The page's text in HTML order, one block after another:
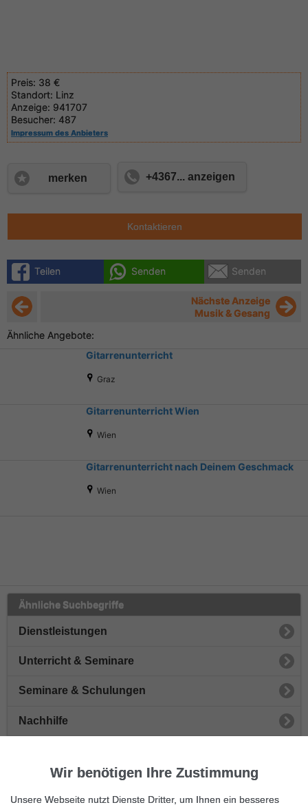
Preis: 38 €
Standort: Linz
Anzeige: 941707
Besucher: 487
Impressum des Anbieters
merken +4367... anzeigen
Kontaktieren
Teilen Senden Senden
Nächste Anzeige
Musik & Gesang
Ähnliche Angebote:
Gitarrenunterricht
Graz
Gitarrenunterricht Wien
Wien
Gitarrenunterricht nach Deinem Geschmack
Wien
Ähnliche Suchbegriffe
Dienstleistungen
Unterricht & Seminare
Seminare & Schulungen
Nachhilfe
Musik & Gesang
Wir benötigen Ihre Zustimmung
Unsere Webseite nutzt Dienste Dritter, um Ihnen ein besseres